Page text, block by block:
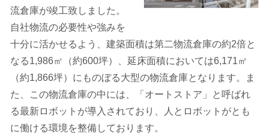
流倉庫が竣工致しました。
自社物流の必要性や強みを
十分に活かせるよう、建築面積は第二物流倉庫の約2倍と
なる1,986㎡（約600坪）、延床面積においては6,171㎡
（約1,866坪）にものぼる大型の物流倉庫となります。ま
た、この物流倉庫の中には、「オートストア」と呼ばれ
る最新ロボットが導入されており、人とロボットがとも
に働ける環境を整備しております。